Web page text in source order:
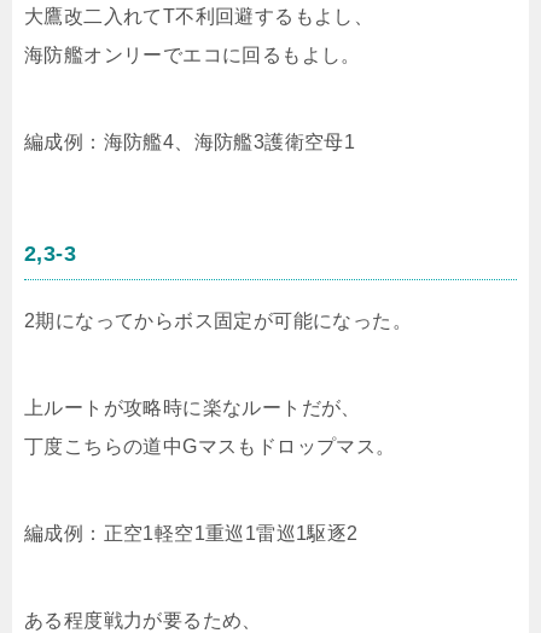
大鷹改二入れてT不利回避するもよし、
海防艦オンリーでエコに回るもよし。
編成例：海防艦4、海防艦3護衛空母1
2,3-3
2期になってからボス固定が可能になった。
上ルートが攻略時に楽なルートだが、
丁度こちらの道中Gマスもドロップマス。
編成例：正空1軽空1重巡1雷巡1駆逐2
ある程度戦力が要るため、